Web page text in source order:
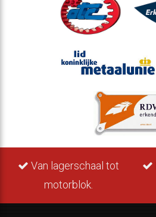
Van lagerschaal tot
motorblok.